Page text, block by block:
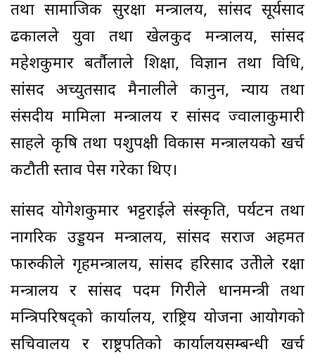
तथा सामाजिक सुरक्षा मन्त्रालय, सांसद सूर्यप्रसाद
ढकालले युवा तथा खेलकुद मन्त्रालय, सांसद
महेशकुमार बर्तौलाले शिक्षा, विज्ञान तथा प्रविधि,
सांसद अच्युतप्रसाद मैनालीले कानुन, न्याय तथा
संसदीय मामिला मन्त्रालय र सांसद ज्वालाकुमारी
साहले कृषि तथा पशुपक्षी विकास मन्त्रालयको खर्च
कटौती प्रस्ताव पेस गरेका थिए।
सांसद योगेशकुमार भट्टराईले संस्कृति, पर्यटन तथा
नागरिक उड्डयन मन्त्रालय, सांसद सराज अहमत
फारुकीले गृहमन्त्रालय, सांसद हरिप्रसाद उप्रेतीले रक्षा
मन्त्रालय र सांसद पदम गिरीले प्रधानमन्त्री तथा
मन्त्रिपरिषद्को कार्यालय, राष्ट्रिय योजना आयोगको
सचिवालय र राष्ट्रपतिको कार्यालयसम्बन्धी खर्च